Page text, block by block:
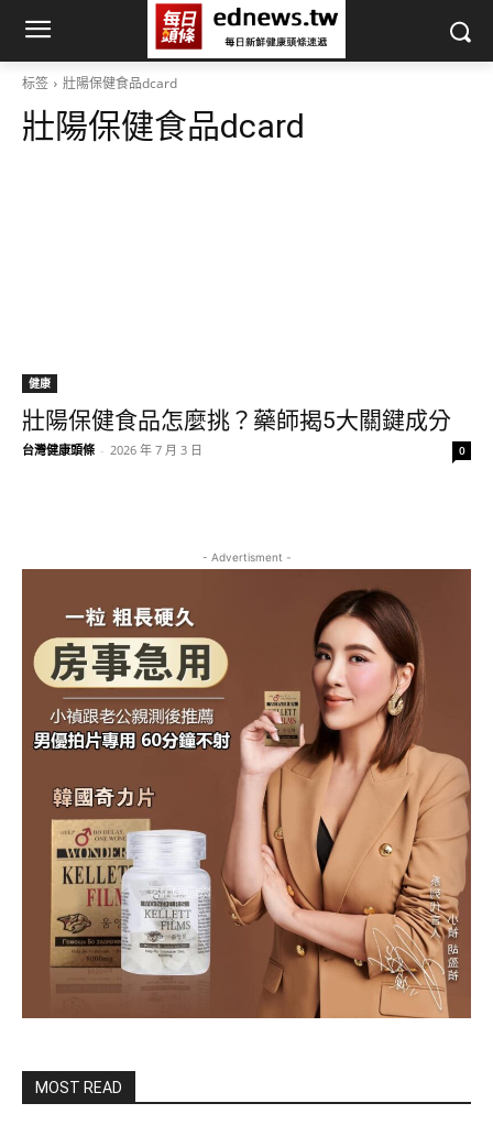
标签 壯陽保健食品dcard
壯陽保健食品dcard
健康
壯陽保健食品怎麼挑？藥師揭5大關鍵成分
台灣健康頭條 - 2026 年 7 月 3 日 0
- Advertisment -
MOST READ